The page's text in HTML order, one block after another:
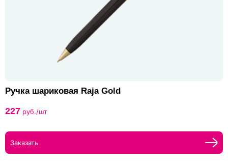
Ручка шариковая Raja Gold
227 руб./шт
Заказать